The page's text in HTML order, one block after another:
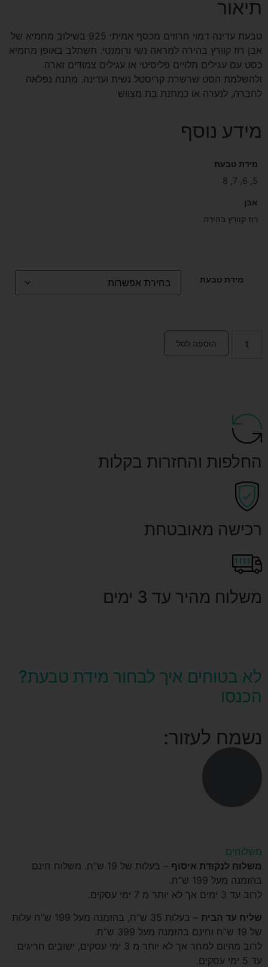
תיאור
טבעת עדינה דמוי חרוזים מכסף אמיתי 925 בשילוב מחמיא של
אבן רוז קוורץ בהירה למראה נשי ורומנטי. תשתלב באופן מחמיא
כסט עם עגילים תלויים פליסיטי או עגילים צמודים זארה
ולהשלמת הסט שרשרת קריסטל נשית ועדינה. מתנה נפלאה
לחברה, לנערה או כמתנת בת מצווש
מידע נוסף
מידת טבעת
5, 6, 7, 8
אבן
רוז קוורץ בהירה
מידת טבעת
הוספה לסל
החלפות והחזרות בקלות
רכישה מאובטחת
משלוח מהיר עד 3 ימים
לא בטוחים איך לבחור מידת טבעת?
הכנסו
נשמח לעזור:
משלוחים
משלוח לנקודת איסוף
– בעלות של 19 ש”ח. משלוח חינם
בהזמנה מעל 199 ש”ח.
לרוב עד 3 ימים אך לא יותר מ 7 ימי עסקים.
שליח עד הבית
– בעלות 35 ש”ח, בהזמנה מעל 199 ש”ח עלות
של 19 ש”ח וחינם בהזמנה מעל 399 ש”ח.
לרוב מהיום למחר אך לא יותר מ 3 ימי עסקים, ישובים חריגים
עד 5 ימי עסקים.